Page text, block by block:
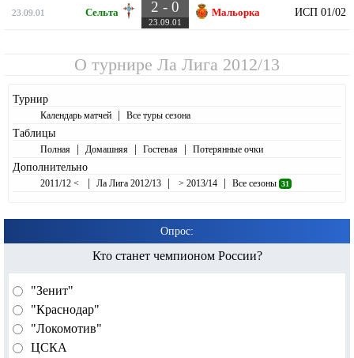
23.09.01 Сельта 2 - 0
23.09.01
Мальорка ИСП 01/02
О турнире Ла Лига 2012/13
Турнир
Календарь матчей | Все туры сезона
Таблицы
Полная | Домашняя | Гостевая | Потерянные очки
Дополнительно
2011/12 < | Ла Лига 2012/13 | > 2013/14 | Все сезоны 31
Опрос:
Кто станет чемпионом России?
"Зенит"
"Краснодар"
"Локомотив"
ЦСКА